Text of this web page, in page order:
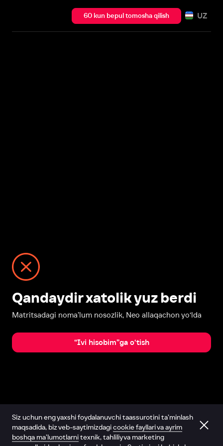
60 kun bepul tomosha qilish UZ
Qandaydir xatolik yuz berdi
Matritsadagi noma’lum nosozlik, Neo allaqachon yo‘lda
“Ivi hisobim”ga o‘tish
Siz uchun eng yaxshi foydalanuvchi taassurotini ta’minlash
maqsadida, biz veb-saytimizdagicookie fayllari va ayrim
boshqa ma’lumotlarnitexnik, tahliliy va marketing